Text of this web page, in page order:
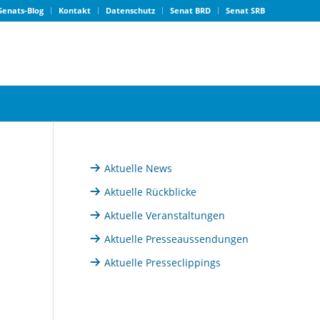
Blog Kontakt Datenschutz Senat BRD Senat SRB
Aktuelle News
Aktuelle Rückblicke
Aktuelle Veranstaltungen
Aktuelle Presseaussendungen
Aktuelle Presseclippings